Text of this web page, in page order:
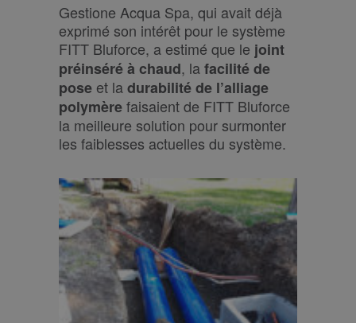
Gestione Acqua Spa, qui avait déjà
exprimé son intérêt pour le système
FITT Bluforce, a estimé que le joint
préinséré à chaud, la facilité de
pose et la durabilité de l’alliage
polymèrefaisaient de FITT Bluforce
la meilleure solution pour surmonter
les faiblesses actuelles du système.